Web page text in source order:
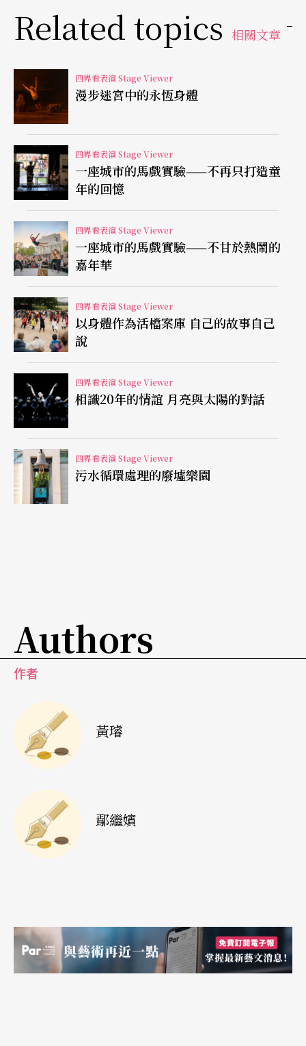
Related topics 相關文章
四界看表演 Stage Viewer
漫步迷宮中的永恆身體
四界看表演 Stage Viewer
一座城市的馬戲實驗——不再只打造童
年的回憶
四界看表演 Stage Viewer
一座城市的馬戲實驗——不甘於熱鬧的
嘉年華
四界看表演 Stage Viewer
以身體作為活檔案庫 自己的故事自己
說
四界看表演 Stage Viewer
相識20年的情誼 月亮與太陽的對話
四界看表演 Stage Viewer
污水循環處理的廢墟樂園
Authors
作者
黃璿
鄢繼嬪